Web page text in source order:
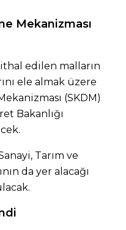
Mekanizması
edilen malların
ele almak üzere
(SKDM)
Bakanlığı
Tarım ve
da yer alacağı